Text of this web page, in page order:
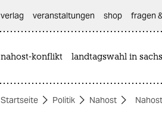
themen
verlag
veranstaltungen shop fragen
nahost-konflikt landtagswahl in
Startseite Politik Nahost